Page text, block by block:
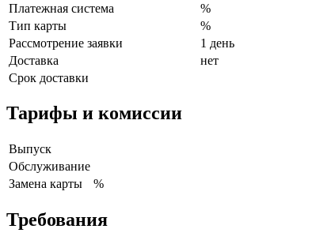
Платежная система
%
Тип карты
%
Рассмотрение заявки
1 день
Доставка
нет
Срок доставки
Тарифы и комиссии
Выпуск
Обслуживание
Замена карты
%
Требования